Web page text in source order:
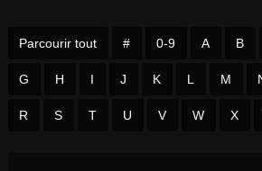
Parcourir tout # 0-9 A B
G H I J K L M
R S T U V W X